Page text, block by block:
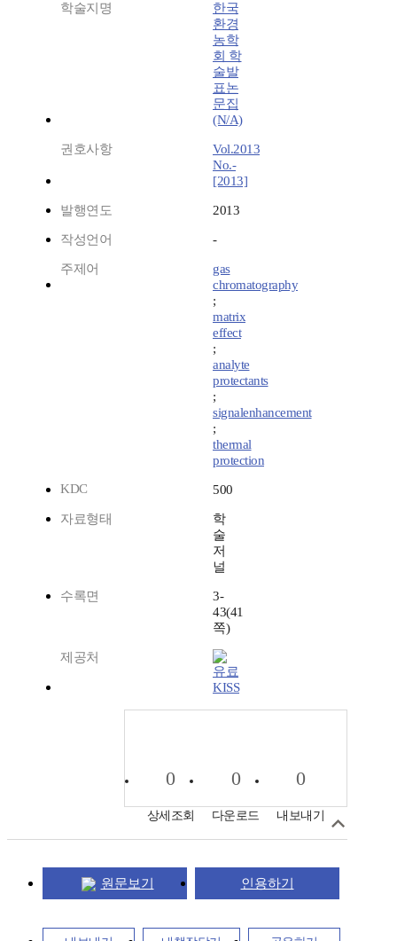
학술지명
한국
환경
농학
회 학
술발
표논
문집
(N/A)
권호사항
Vol.2013
No.-
[2013]
발행연도 2013
작성언어 -
주제어
gas
chromatography
;
matrix
effect
;
analyte
protectants
;
signalenhancement
;
thermal
protection
KDC
500
자료형태
학
술
저
널
수록면
3-
43(41
쪽)
제공처
KISS
0
상세조회
0
다운로드
0
내보내기
원문보기 인용하기